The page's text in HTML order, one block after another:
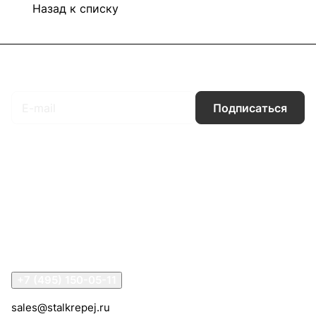
Назад к списку
Подписаться
sales@stalkrepej.ru